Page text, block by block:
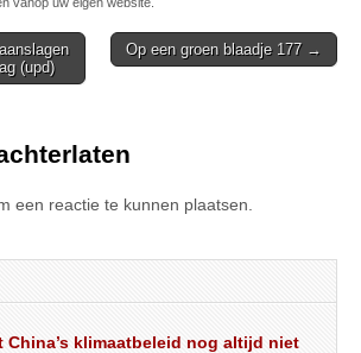
(upd)
Op een groen blaadje 177 →
een reactie te kunnen plaatsen.
China’s klimaatbeleid nog altijd niet